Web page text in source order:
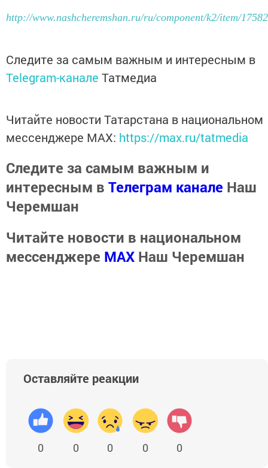
http://www.nashcheremshan.ru/ru/component/k2/item/17582
Следите за самым важным и интересным в
Telegram-канале Татмедиа
Читайте новости Татарстана в национальном
мессенджере MАХ: https://max.ru/tatmedia
Следите за самым важным и
интересным в Телеграм канале Наш
Черемшан
Читайте новости в национальном
мессенджере MАХ Наш Черемшан
Оставляйте реакции
0 0 0 0 0